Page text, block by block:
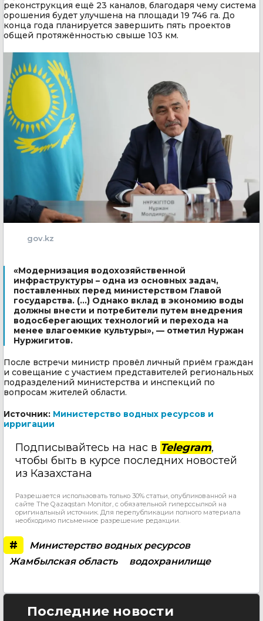
реконструкция ещё 23 каналов, благодаря чему система
орошения будет улучшена на площади 19 746 га. До
конца года планируется завершить пять проектов
общей протяжённостью свыше 103 км.
gov.kz
«Модернизация водохозяйственной
инфраструктуры – одна из основных задач,
поставленных перед министерством Главой
государства. (...) Однако вклад в экономию воды
должны внести и потребители путем внедрения
водосберегающих технологий и перехода на
менее влагоемкие культуры», — отметил Нуржан
Нуржигитов.
После встречи министр провёл личный приём граждан
и совещание с участием представителей региональных
подразделений министерства и инспекций по
вопросам жителей области.
Источник: Министерство водных ресурсов и
ирригации
Подписывайтесь на нас в Telegram,
чтобы быть в курсе последних новостей
из Казахстана
Разрешается использовать только 30% статьи, опубликованной на
сайте The Qazaqstan Monitor, с обязательной гиперссылкой на
оригинальный источник. Для перепубликации полного материала
необходимо письменное разрешение редакции.
#
Министерство водных ресурсов
Жамбылская область
водохранилище
Последние новости